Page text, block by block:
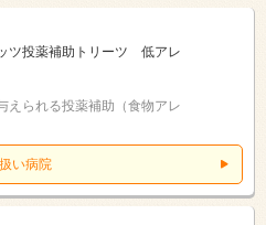
ツ投薬補助トリーツ 低アレ
えられる投薬補助（食物アレ
い病院